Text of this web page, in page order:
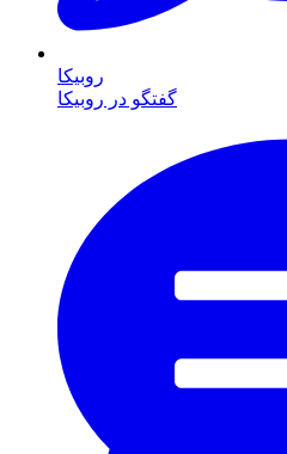
روبیکا
گفتگو در روبیکا